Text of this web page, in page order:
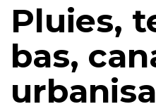
Pluies,
bas,